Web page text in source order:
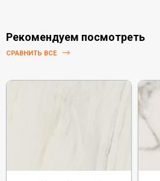
Рекомендуем посмотреть
СРАВНИТЬ ВСЕ